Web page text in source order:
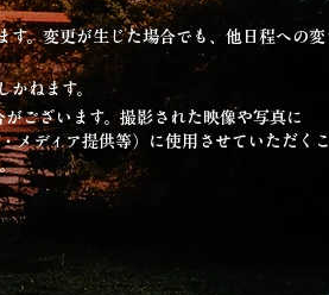
す。変更が生じた場合でも、他日程への変
ねます。
ございます。撮影された映像や写真に
メディア提供等）に使用させていただくこ